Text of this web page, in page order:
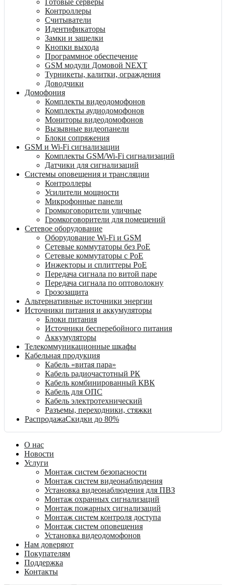
Готовые серверы
Контроллеры
Считыватели
Идентификаторы
Замки и защелки
Кнопки выхода
Программное обеспечение
GSM модули Домовой NEXT
Турникеты, калитки, ограждения
Доводчики
Домофония
Комплекты видеодомофонов
Комплекты аудиодомофонов
Мониторы видеодомофонов
Вызывные видеопанели
Блоки сопряжения
GSM и Wi-Fi сигнализации
Комплекты GSM/Wi-Fi сигнализаций
Датчики для сигнализаций
Системы оповещения и трансляции
Контроллеры
Усилители мощности
Микрофонные панели
Громкоговорители уличные
Громкоговорители для помещений
Сетевое оборудование
Оборудование Wi-Fi и GSM
Сетевые коммутаторы без PoE
Сетевые коммутаторы с PoE
Инжекторы и сплиттеры PoE
Передача сигнала по витой паре
Передача сигнала по оптоволокну
Грозозащита
Альтернативные источники энергии
Источники питания и аккумуляторы
Блоки питания
Источники бесперебойного питания
Аккумуляторы
Телекоммуникационные шкафы
Кабельная продукция
Кабель «витая пара»
Кабель радиочастотный РК
Кабель комбинированный КВК
Кабель для ОПС
Кабель электротехнический
Разъемы, переходники, стяжки
РаспродажаСкидки до 80%
О нас
Новости
Услуги
Монтаж систем безопасности
Монтаж систем видеонаблюдения
Установка видеонаблюдения для ПВЗ
Монтаж охранных сигнализаций
Монтаж пожарных сигнализаций
Монтаж систем контроля доступа
Монтаж систем оповещения
Установка видеодомофонов
Нам доверяют
Покупателям
Поддержка
Контакты